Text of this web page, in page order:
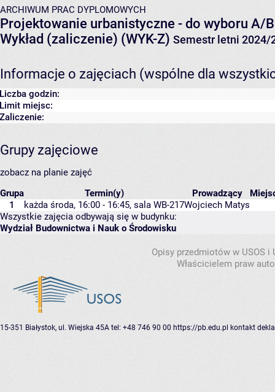
ARCHIWUM PRAC DYPLOMOWYCH
Projektowanie urbanistyczne - do wyboru A/B
Wykład (zaliczenie) (WYK-Z) Semestr letni 2024/
Informacje o zajęciach (wspólne dla
Liczba godzin:
Limit miejsc:
Zaliczenie:
Grupy zajęciowe
zobacz na planie zajęć
Grupa
Termin(y) Prowadzący
1
każda środa, 16:00 - 16:45, sala WB-217Wojciech Matys
Wszystkie zajęcia odbywają się w budynku:
Wydział Budownictwa i Nauk o Środowisku
Opisy przedmiotów w USOS
Właścicielem praw
15-351 Białystok, ul. Wiejska 45A tel: +48 746 90 00 https://pb.edu.pl kontakt